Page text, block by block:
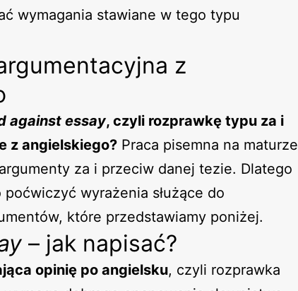
wymagania stawiane w tego typu
z
against essay, czyli rozprawkę typu za i
z angielskiego? Praca pisemna na maturze
za i przeciw danej tezie. Dlatego
wyrażenia służące do
które przedstawiamy poniżej.
– jak napisać?
opinię po angielsku, czyli rozprawka